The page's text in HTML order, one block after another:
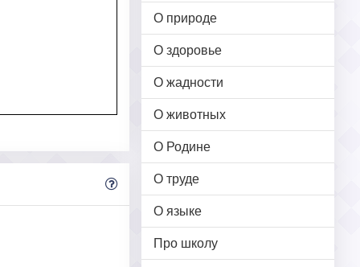
О природе
О здоровье
О жадности
О животных
О Родине
О труде
О языке
Про школу